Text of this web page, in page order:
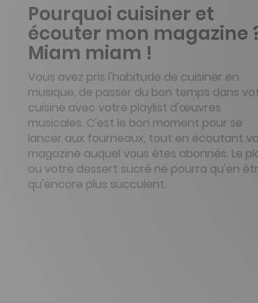
Pourquoi cuisiner et
écouter mon magazine
Miam miam !
Vous avez pris l'habitude de cuisiner en
musique, de passer du bon temps dans
cuisine avec votre playlist d'œuvres
musicales. C'est le bon moment pour se
lancer aux fourneaux, tout en écoutant
magazine auquel vous êtes abonnés. Le
ou votre dessert sucré ne pourra qu'en
qu'encore plus succulent.